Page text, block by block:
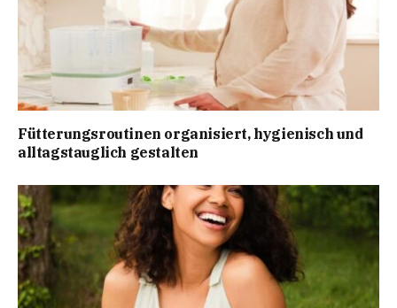
Fütterungsroutinen organisiert, hygienisch und
alltagstauglich gestalten